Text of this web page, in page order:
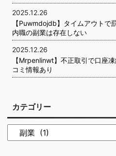
2025.12.26
【Puwmdojdb】タイムアウトで
内職の副業は存在しない
2025.12.26
【Mrpenlinwt】不正取引で口座
コミ情報あり
カテゴリー